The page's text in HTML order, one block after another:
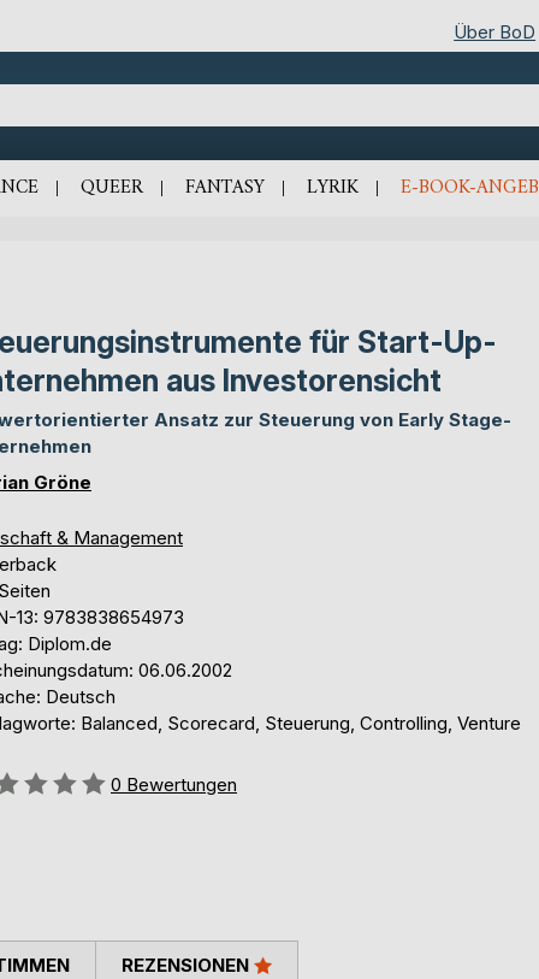
Über BoD
QUEER FANTASY LYRIK E-BOOK-
für Start-Up-
aus Investorensicht
Ansatz zur Steuerung von Early Stage-
Gröne
& Management
13: 9783838654973
Diplom.de
06.06.2002
Deutsch
Balanced, Scorecard, Steuerung, Controlling, Venture
0 Bewertungen
REZENSIONEN